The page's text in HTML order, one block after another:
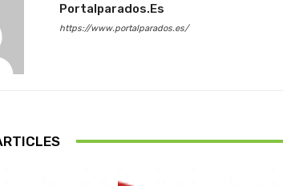
Portalparados.es
https://www.portalparados.es/